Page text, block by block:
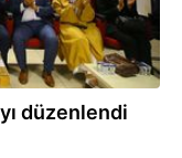
düzenlendi